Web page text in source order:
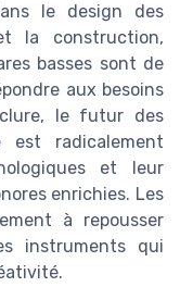
le design des
la construction,
basses sont de
aux besoins
le futur des
est radicalement
et leur
enrichies. Les
à repousser
instruments qui